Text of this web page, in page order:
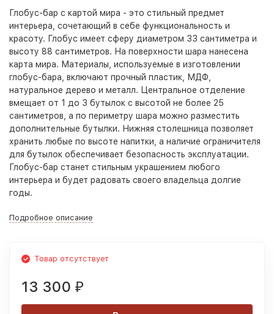
Глобус-бар с картой мира - это стильный предмет
интерьера, сочетающий в себе функциональность и
красоту. Глобус имеет сферу диаметром 33 сантиметра и
высоту 88 сантиметров. На поверхности шара нанесена
карта мира. Материалы, используемые в изготовлении
глобус-бара, включают прочный пластик, МДФ,
натуральное дерево и металл. Центральное отделение
вмещает от 1 до 3 бутылок с высотой не более 25
сантиметров, а по периметру шара можно разместить
дополнительные бутылки. Нижняя столешница позволяет
хранить любые по высоте напитки, а наличие ограничителя
для бутылок обеспечивает безопасность эксплуатации.
Глобус-бар станет стильным украшением любого
интерьера и будет радовать своего владельца долгие
годы.
Подробное описание
Товар отсутствует
13 300 ₽